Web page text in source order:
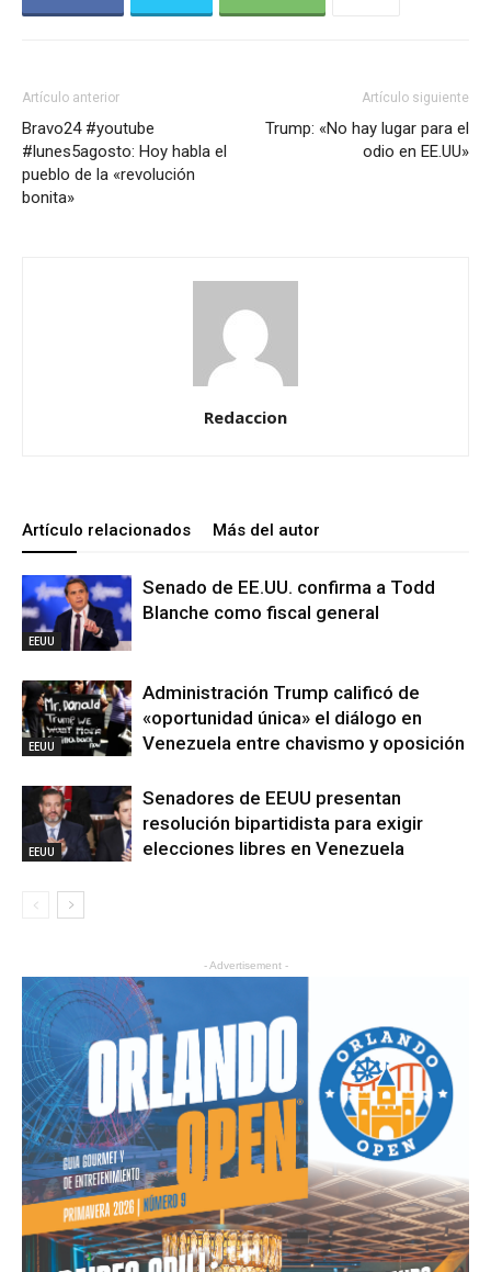
Artículo anterior
Bravo24 #youtube
#lunes5agosto: Hoy habla el
pueblo de la «revolución
bonita»
Artículo siguiente
Trump: «No hay lugar para el
odio en EE.UU»
Redaccion
Artículo relacionados Más del autor
EEUU
Senado de EE.UU. confirma a Todd
Blanche como fiscal general
EEUU
Administración Trump calificó de
«oportunidad única» el diálogo en
Venezuela entre chavismo y oposición
EEUU
Senadores de EEUU presentan
resolución bipartidista para exigir
elecciones libres en Venezuela
- Advertisement -